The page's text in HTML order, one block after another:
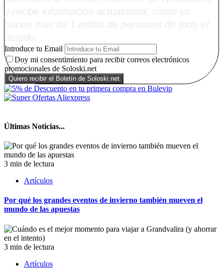
Introduce tu Email
Doy mi consentimiento para recibir correos electrónicos
promocionales de Soloski.net
Últimas Noticias...
3 min de lectura
Artículos
Por qué los grandes eventos de invierno también mueven el
mundo de las apuestas
3 min de lectura
Artículos